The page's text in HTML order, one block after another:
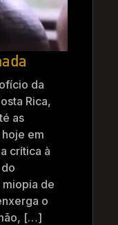
da
Rica,
as
em
crítica à
miopia de
o
[…]